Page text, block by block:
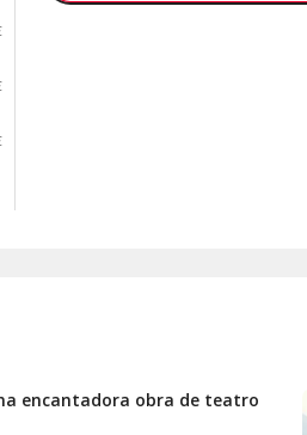
encantadora obra de teatro